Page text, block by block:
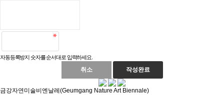
자동등록방지 숫자를 순서대로 입력하세요.
취소 작성완료
금강자연미술비엔날레(Geumgang Nature Art Biennale)